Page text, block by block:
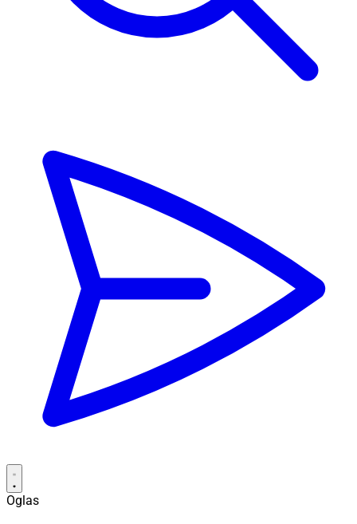
Oglas